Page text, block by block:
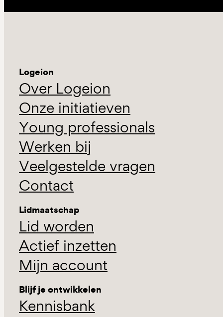
Logeion
Over Logeion
Onze initiatieven
Young professionals
Werken bij
Veelgestelde vragen
Contact
Lidmaatschap
Lid worden
Actief inzetten
Mijn account
Blijf je ontwikkelen
Kennisbank